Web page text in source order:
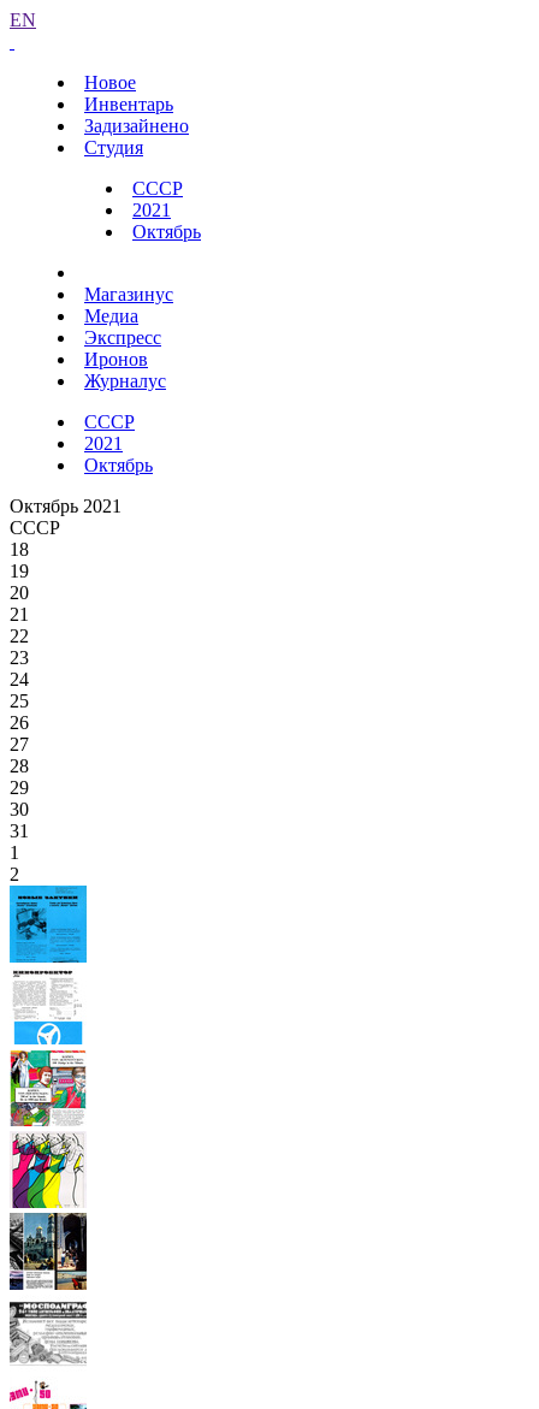
EN
Новое
Инвентарь
Задизайнено
Студия
СССР
2021
Октябрь
Магазинус
Медиа
Экспресс
Иронов
Журналус
СССР
2021
Октябрь
Октябрь 2021
СССР
18
19
20
21
22
23
24
25
26
27
28
29
30
31
1
2